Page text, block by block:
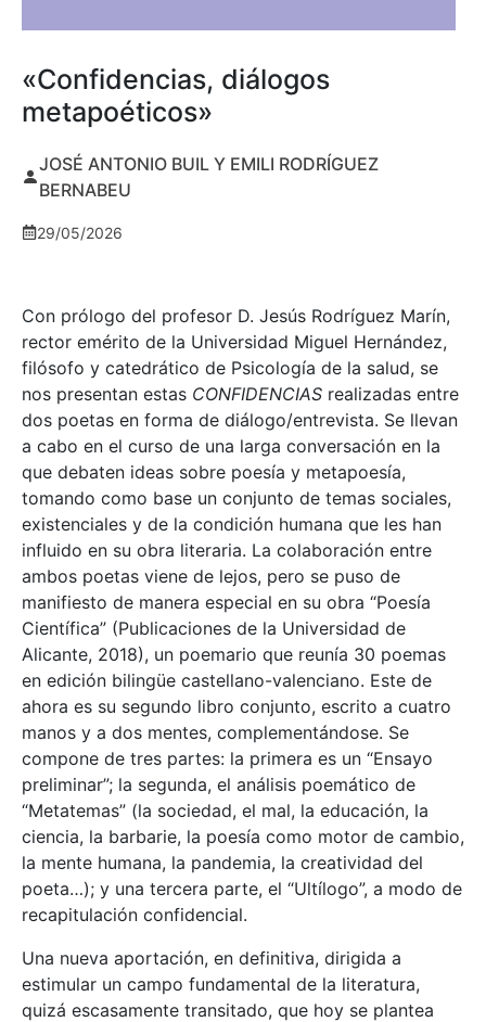
«Confidencias, diálogos
metapoéticos»
JOSÉ ANTONIO BUIL Y EMILI RODRÍGUEZ
BERNABEU
29/05/2026
Con prólogo del profesor D. Jesús Rodríguez Marín,
rector emérito de la Universidad Miguel Hernández,
filósofo y catedrático de Psicología de la salud, se
nos presentan estas CONFIDENCIAS realizadas entre
dos poetas en forma de diálogo/entrevista. Se llevan
a cabo en el curso de una larga conversación en la
que debaten ideas sobre poesía y metapoesía,
tomando como base un conjunto de temas sociales,
existenciales y de la condición humana que les han
influido en su obra literaria. La colaboración entre
ambos poetas viene de lejos, pero se puso de
manifiesto de manera especial en su obra “Poesía
Científica” (Publicaciones de la Universidad de
Alicante, 2018), un poemario que reunía 30 poemas
en edición bilingüe castellano-valenciano. Este de
ahora es su segundo libro conjunto, escrito a cuatro
manos y a dos mentes, complementándose. Se
compone de tres partes: la primera es un “Ensayo
preliminar”; la segunda, el análisis poemático de
“Metatemas” (la sociedad, el mal, la educación, la
ciencia, la barbarie, la poesía como motor de cambio,
la mente humana, la pandemia, la creatividad del
poeta…); y una tercera parte, el “Ultílogo”, a modo de
recapitulación confidencial.
Una nueva aportación, en definitiva, dirigida a
estimular un campo fundamental de la literatura,
quizá escasamente transitado, que hoy se plantea